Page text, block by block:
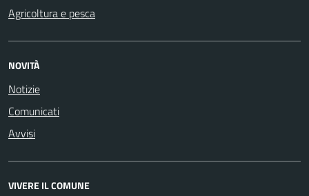
Agricoltura e pesca
NOVITÀ
Notizie
Comunicati
Avvisi
VIVERE IL COMUNE